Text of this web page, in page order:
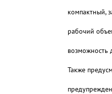
компактный,
рабочий
возможность
Также